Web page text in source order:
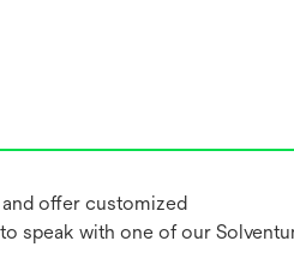
offer customized
speak with one of our